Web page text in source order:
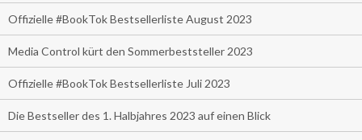
Offizielle #BookTok Bestsellerliste August 2023
Media Control kürt den Sommerbeststeller 2023
Offizielle #BookTok Bestsellerliste Juli 2023
Die Bestseller des 1. Halbjahres 2023 auf einen Blick